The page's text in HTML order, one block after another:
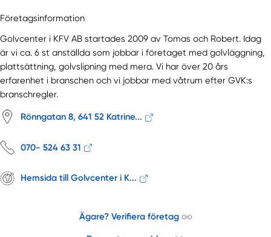
Företagsinformation
Golvcenter i KFV AB startades 2009 av Tomas och Robert. Idag
är vi ca. 6 st anställda som jobbar i företaget med golvläggning,
plattsättning, golvslipning med mera. Vi har över 20 års
erfarenhet i branschen och vi jobbar med våtrum efter GVK:s
branschregler.
Rönngatan 8, 641 52 Katrine...
070- 524 63 31
Hemsida till Golvcenter i K...
Ägare? Verifiera företag